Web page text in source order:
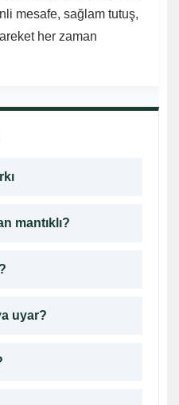
mesafe, sağlam tutuş,
her zaman
mantıklı?
uyar?